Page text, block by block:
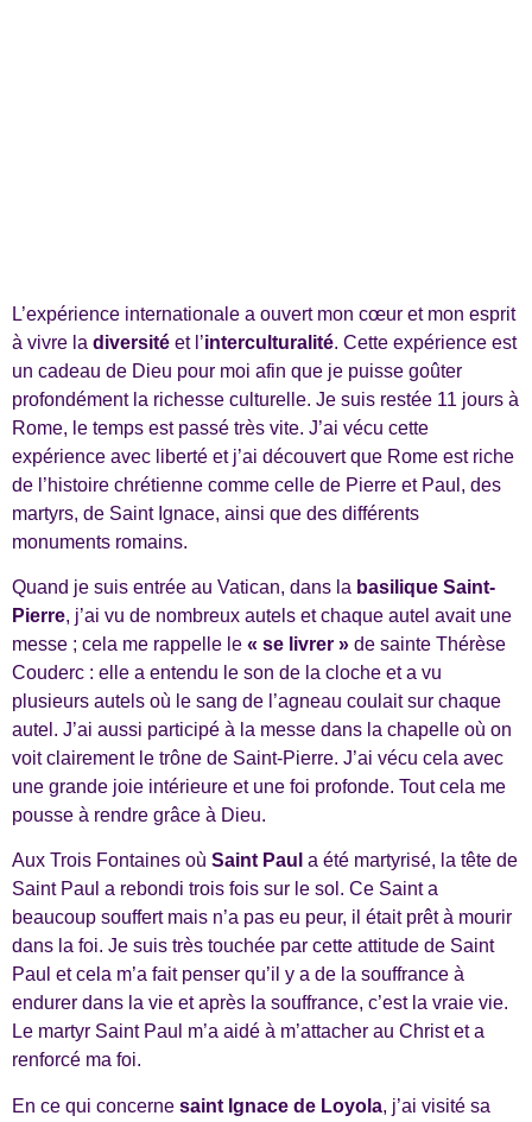
L’expérience internationale a ouvert mon cœur et mon esprit
à vivre la diversité et l’interculturalité. Cette expérience est
un cadeau de Dieu pour moi afin que je puisse goûter
profondément la richesse culturelle. Je suis restée 11 jours à
Rome, le temps est passé très vite. J’ai vécu cette
expérience avec liberté et j’ai découvert que Rome est riche
de l’histoire chrétienne comme celle de Pierre et Paul, des
martyrs, de Saint Ignace, ainsi que des différents
monuments romains.
Quand je suis entrée au Vatican, dans la basilique Saint-
Pierre, j’ai vu de nombreux autels et chaque autel avait une
messe ; cela me rappelle le « se livrer » de sainte Thérèse
Couderc : elle a entendu le son de la cloche et a vu
plusieurs autels où le sang de l’agneau coulait sur chaque
autel. J’ai aussi participé à la messe dans la chapelle où on
voit clairement le trône de Saint-Pierre. J’ai vécu cela avec
une grande joie intérieure et une foi profonde. Tout cela me
pousse à rendre grâce à Dieu.
Aux Trois Fontaines où Saint Paul a été martyrisé, la tête de
Saint Paul a rebondi trois fois sur le sol. Ce Saint a
beaucoup souffert mais n’a pas eu peur, il était prêt à mourir
dans la foi. Je suis très touchée par cette attitude de Saint
Paul et cela m’a fait penser qu’il y a de la souffrance à
endurer dans la vie et après la souffrance, c’est la vraie vie.
Le martyr Saint Paul m’a aidé à m’attacher au Christ et a
renforcé ma foi.
En ce qui concerne saint Ignace de Loyola, j’ai visité sa